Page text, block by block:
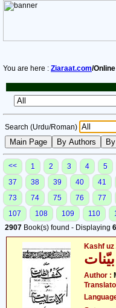
You are here : Ziaraat.com/
Search (Urdu/Roman)
<< 1 2 3 4 5
37
38 39 40 41
73
74 75 76 77
107
108 109 110
2907 Book(s) found - Displaying
Kashf
Author :